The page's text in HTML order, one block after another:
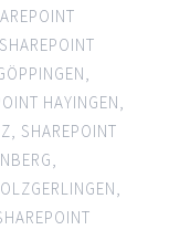
SHAREPOINT
,
HAYINGEN,
, SHAREPOINT
,
,